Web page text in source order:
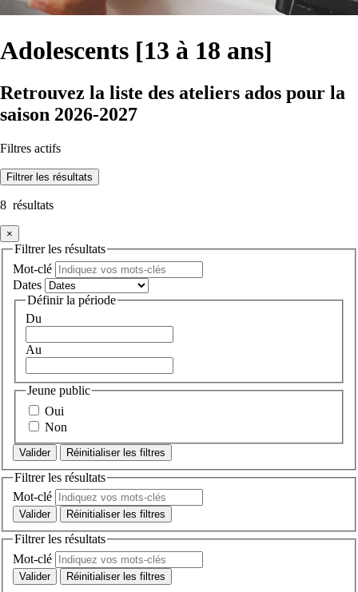
Adolescents [13 à 18 ans]
Retrouvez la liste des ateliers ados pour la
saison 2026-2027
Filtres actifs
Filtrer les résultats
8 résultats
×
Filtrer les résultats
Mot-clé
Dates
Définir la période
Du
Au
Jeune public
Oui
Non
Réinitialiser les filtres
Filtrer les résultats
Mot-clé
Réinitialiser les filtres
Filtrer les résultats
Mot-clé
Réinitialiser les filtres